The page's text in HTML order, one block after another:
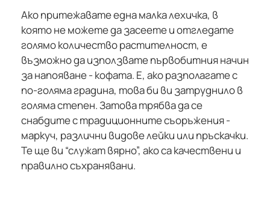
Ако притежавате една малка лехичка, в
която не можете да засеете и отгледате
голямо количество растителност, е
възможно да използвате първобитния начин
за напояване - кофата. Е, ако разполагате с
по-голяма градина, това би ви затруднило в
голяма степен. Затова трябва да се
снабдите с традиционните съоръжения -
маркуч, различни видове лейки или пръскачки.
Те ще ви “служат вярно”, ако са качествени и
правилно съхранявани.